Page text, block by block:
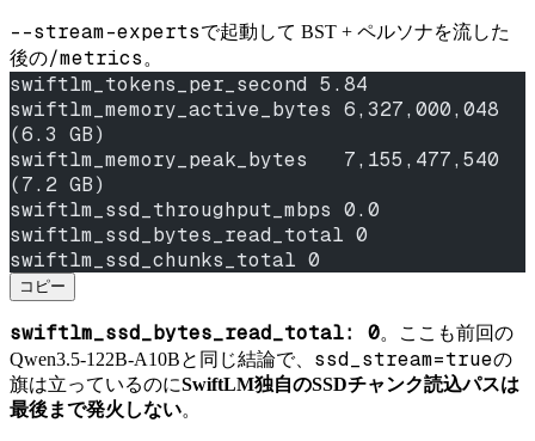
--stream-expertsで起動して BST + ペルソナを流した
後の/metrics 。
swiftlm_tokens_per_second 5.84
swiftlm_memory_active_bytes 6,327,000,048
(6.3 GB)
swiftlm_memory_peak_bytes   7,155,477,540
(7.2 GB)
swiftlm_ssd_throughput_mbps 0.0
swiftlm_ssd_bytes_read_total 0
swiftlm_ssd_chunks_total 0
コピー
swiftlm_ssd_bytes_read_total: 0。ここも前回の
Qwen3.5-122B-A10Bと同じ結論で、 ssd_stream=trueの
旗は立っているのにSwiftLM独自のSSDチャンク読込パスは
最後まで発火しない。